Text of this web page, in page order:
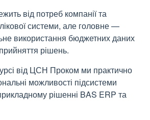
від потреб компанії та
системи, але головне —
використання бюджетних даних
рішень.
від ЦСН Проком ми практично
можливості підсистеми
рішенні BAS ERP та